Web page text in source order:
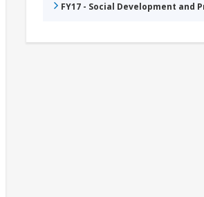
FY17 - Social Development and